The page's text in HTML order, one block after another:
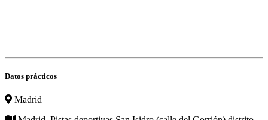
Datos prácticos
Madrid